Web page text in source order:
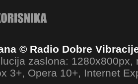
© Radio Dobre
zaslona: 1280x800px,
3+, Opera 10+, Internet